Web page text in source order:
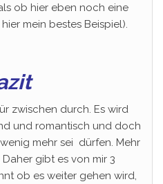
ob hier eben noch eine
mein bestes Beispiel).
zwischen durch. Es wird
und romantisch und doch
mehr sei dürfen. Mehr
gibt es von mir 3
ob es weiter gehen wird,